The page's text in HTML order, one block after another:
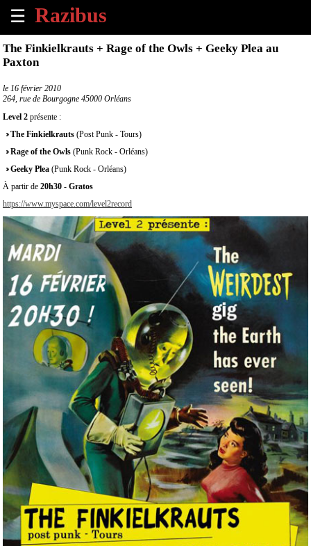
☰
×
Accueil
Tous
les
évènements
à
venir
Annoncer
évènement
Contact
À
propos
The Finkielkrauts + Rage of the Owls + Geeky Plea au
Paxton
le 16 février 2010
264, rue de Bourgogne 45000 Orléans
Level 2 présente :
The Finkielkrauts (Post Punk - Tours)
Rage of the Owls (Punk Rock - Orléans)
Geeky Plea (Punk Rock - Orléans)
À partir de 20h30 - Gratos
https://www.myspace.com/level2record